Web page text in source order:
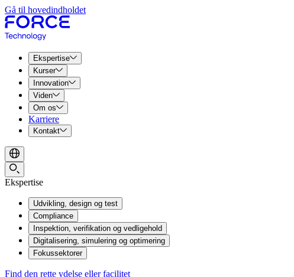
Gå til hovedindholdet
Ekspertise
Kurser
Innovation
Viden
Om os
Karriere
Kontakt
Ekspertise
Udvikling, design og test
Compliance
Inspektion, verifikation og vedligehold
Digitalisering, simulering og optimering
Fokussektorer
Find den rette ydelse eller facilitet